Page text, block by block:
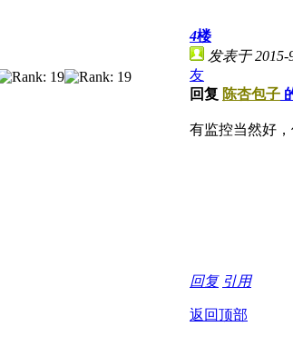
4楼
发表于 2015-
友
回复 陈杏包子
有监控当然好
回复 引用
返回顶部